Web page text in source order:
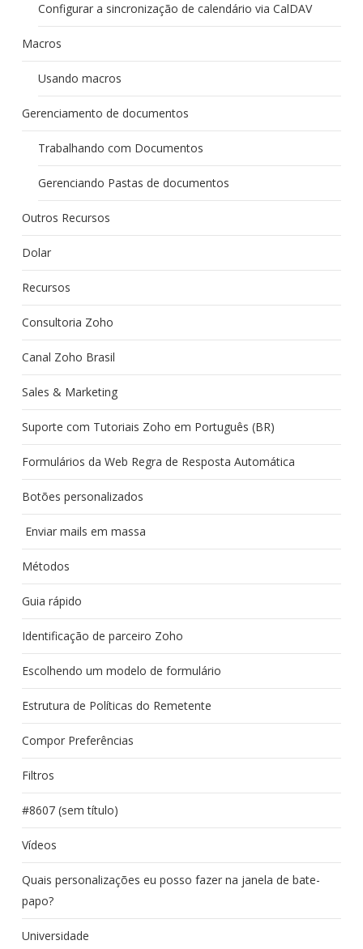
Configurar a sincronização de calendário via CalDAV
Macros
Usando macros
Gerenciamento de documentos
Trabalhando com Documentos
Gerenciando Pastas de documentos
Outros Recursos
Dolar
Recursos
Consultoria Zoho
Canal Zoho Brasil
Sales & Marketing
Suporte com Tutoriais Zoho em Português (BR)
Formulários da Web Regra de Resposta Automática
Botões personalizados
Enviar mails em massa
Métodos
Guia rápido
Identificação de parceiro Zoho
Escolhendo um modelo de formulário
Estrutura de Políticas do Remetente
Compor Preferências
Filtros
#8607 (sem título)
Vídeos
Quais personalizações eu posso fazer na janela de bate-
papo?
Universidade